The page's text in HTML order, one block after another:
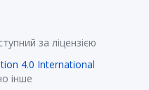
за ліцензією
4.0 International
інше